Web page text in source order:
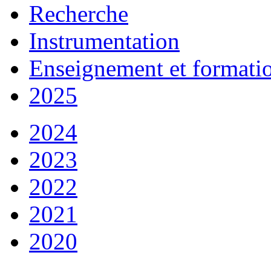
Recherche
Instrumentation
Enseignement et
2025
2024
2023
2022
2021
2020